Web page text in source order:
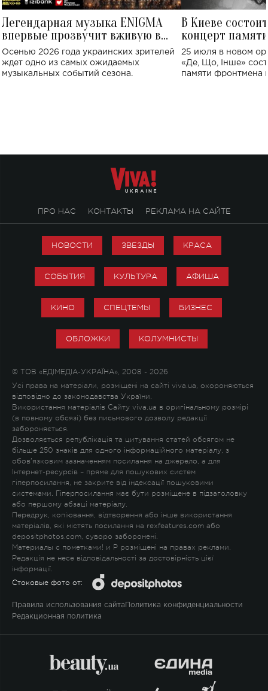
Легендарная музыка ENIGMA
впервые прозвучит вживую в
Украине: где состоится концерт
Осенью 2026 года украинских зрителей
ждет одно из самых ожидаемых
музыкальных событий сезона.
В Киеве
концерт
Клименко:
исполнят песни
25 июля в новом
«Де, Що, Інше»
памяти фронтмена
ПРО НАС КОНТАКТЫ РЕКЛАМА НА САЙТЕ
НОВОСТИ ЗВЕЗДЫ КРАСА
СОБЫТИЯ КУЛЬТУРА АФИША
КИНО СПЕЦТЕМЫ БИЗНЕС
ОБЛОЖКИ КОЛУМНИСТЫ
© ТОВ «ЕДІМЕДІА-УКРАЇНА», 2008 - 2026
Усі права на матеріали, розміщені на сайті viva.ua, охороняються
відповідно до законодавства України.
Використання матеріалів Сайту viva.ua в оригінальному розмірі
(в повному обсязі) без письмового дозволу редакції
забороняється.
Дозволяється републікація та цитування статей обсягом не
більше 250 знаків для одного інформаційного матеріалу, з
обов'язковим зазначенням посилання на джерело, а для
Інтернет-ресурсів – пряме для пошукових систем
гіперпосилання, не закрите від індексації пошуковими
системами. Гіперпосилання має бути розміщене в підзаголовку
або першому абзаці матеріалу.
Передрук, копіювання, відтворення або інше використання
матеріалів, які містять посилання на rexfeatures.com або
depositphotos.com, суворо заборонені.
Материалы с пометками! и P розміщені на правах реклами.
Редакція не несе відповідальності за достовірність цієї
інформації.
Стоковые фото от:
Правила использования сайта Политика конфиденциальности
Редакционная политика